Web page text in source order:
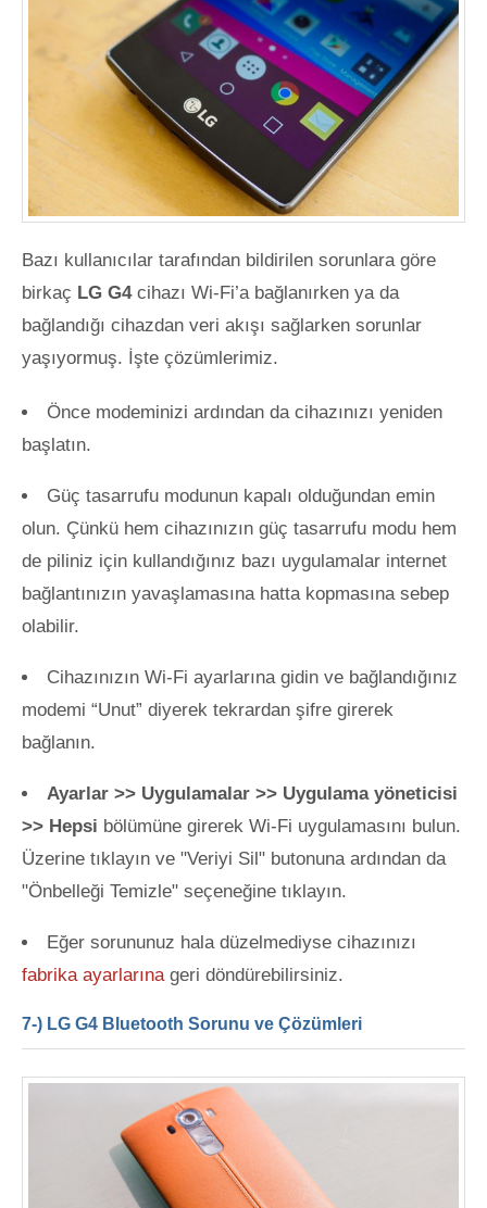
Bazı kullanıcılar tarafından bildirilen sorunlara göre
birkaç LG G4cihazı Wi-Fi’a bağlanırken ya da
bağlandığı cihazdan veri akışı sağlarken sorunlar
yaşıyormuş. İşte çözümlerimiz.
Önce modeminizi ardından da cihazınızı yeniden
başlatın.
Güç tasarrufu modunun kapalı olduğundan emin
olun. Çünkü hem cihazınızın güç tasarrufu modu hem
de piliniz için kullandığınız bazı uygulamalar internet
bağlantınızın yavaşlamasına hatta kopmasına sebep
olabilir.
Cihazınızın Wi-Fi ayarlarına gidin ve bağlandığınız
modemi “Unut” diyerek tekrardan şifre girerek
bağlanın.
Ayarlar >> Uygulamalar >> Uygulama yöneticisi
>> Hepsi bölümüne girerek Wi-Fi uygulamasını bulun.
Üzerine tıklayın ve "Veriyi Sil" butonuna ardından da
"Önbelleği Temizle" seçeneğine tıklayın.
Eğer sorununuz hala düzelmediyse cihazınızı
fabrika ayarlarına geri döndürebilirsiniz.
7-) LG G4 Bluetooth Sorunu ve Çözümleri